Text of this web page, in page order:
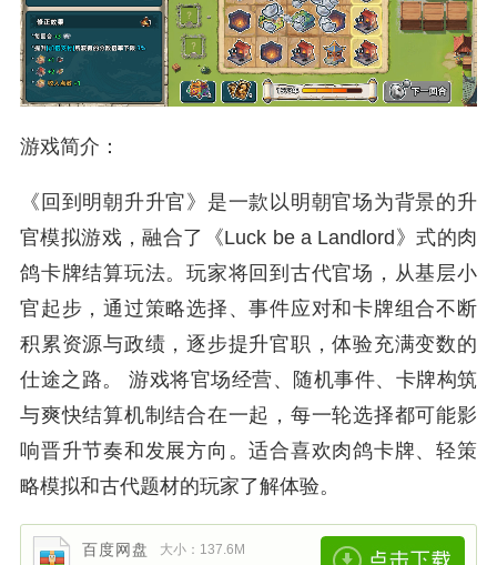
游戏简介：
《回到明朝升升官》是一款以明朝官场为背景的升
官模拟游戏，融合了《Luck be a Landlord》式的肉
鸽卡牌结算玩法。玩家将回到古代官场，从基层小
官起步，通过策略选择、事件应对和卡牌组合不断
积累资源与政绩，逐步提升官职，体验充满变数的
仕途之路。 游戏将官场经营、随机事件、卡牌构筑
与爽快结算机制结合在一起，每一轮选择都可能影
响晋升节奏和发展方向。适合喜欢肉鸽卡牌、轻策
略模拟和古代题材的玩家了解体验。
百度网盘
大小：137.6M